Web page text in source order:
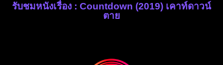
รับชมหนังเรื่อง : Countdown (2019) เคาท์ดาวน์
ตาย